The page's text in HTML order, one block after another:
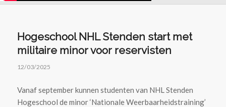
Hogeschool NHL Stenden start met
militaire minor voor reservisten
12/03/2025
Vanaf september kunnen studenten van NHL Stenden
Hogeschool de minor ‘Nationale Weerbaarheidstraining’